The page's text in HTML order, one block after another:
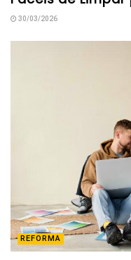
30/03/2026
REFORMA